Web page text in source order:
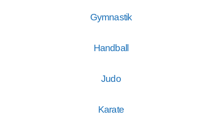
Gymnastik
Handball
Judo
Karate